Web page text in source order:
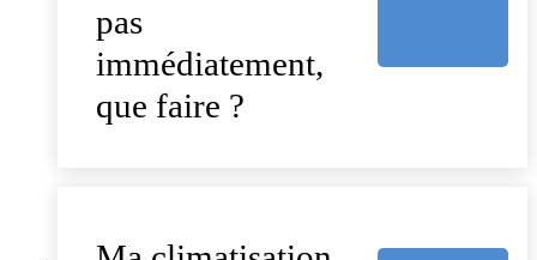
pas
immédiatement,
que faire ?